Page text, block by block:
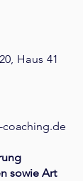
Haus 41
coaching.de
sowie Art